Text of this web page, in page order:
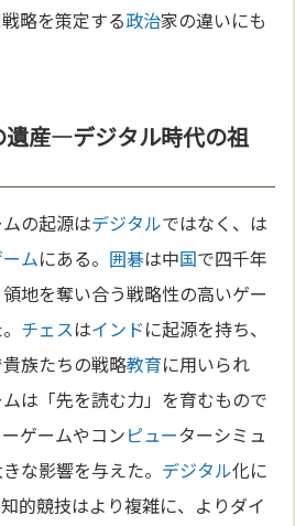
戦略を策定する政治家の違いにも
遺産—デジタル時代の祖
の起源はデジタルではなく、は
ムにある。 囲碁は中国で四千年
地を奪い合う戦略性の高いゲー
チェスはインドに起源を持ち、
族たちの戦略教育に用いられ
は「先を読む力」を育むもので
ゲームやコンピューターシミュ
な影響を与えた。 デジタル化に
的競技はより複雑に、よりダイ